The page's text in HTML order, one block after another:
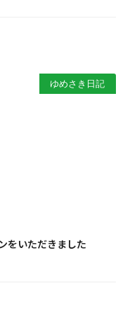
ゆめさき日記
をいただきました